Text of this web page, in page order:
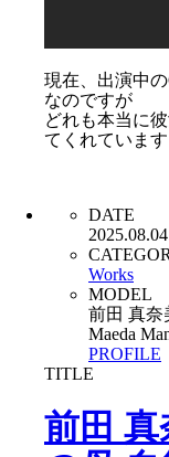
現在、出演中
なのですが
どれも本当に
てくれています
DATE
2025.08.04
Works
MODEL
前田 真奈
Maeda
PROFILE
TITLE
前田 真